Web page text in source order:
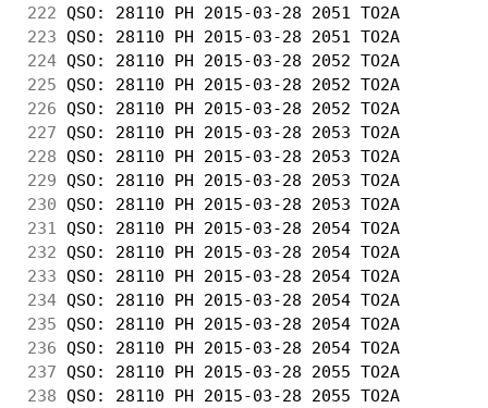
222 QSO: 28110 PH 2015-03-28 2051 TO2A
223 QSO: 28110 PH 2015-03-28 2051 TO2A
224 QSO: 28110 PH 2015-03-28 2052 TO2A
225 QSO: 28110 PH 2015-03-28 2052 TO2A
226 QSO: 28110 PH 2015-03-28 2052 TO2A
227 QSO: 28110 PH 2015-03-28 2053 TO2A
228 QSO: 28110 PH 2015-03-28 2053 TO2A
229 QSO: 28110 PH 2015-03-28 2053 TO2A
230 QSO: 28110 PH 2015-03-28 2053 TO2A
231
QSO: 28110 PH 2015-03-28 2054 TO2A
232 QSO: 28110 PH 2015-03-28 2054 TO2A
233 QSO: 28110 PH 2015-03-28 2054 TO2A
234 QSO: 28110 PH 2015-03-28 2054 TO2A
235 QSO: 28110 PH 2015-03-28 2054 TO2A
236 QSO: 28110 PH 2015-03-28 2054 TO2A
237 QSO: 28110 PH 2015-03-28 2055 TO2A
238 QSO: 28110 PH 2015-03-28 2055 TO2A